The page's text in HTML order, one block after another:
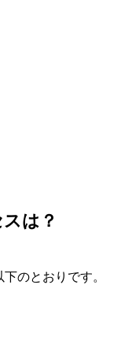
は？
のとおりです。